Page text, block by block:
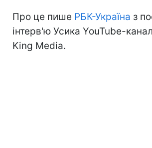
Про це пише РБК-Україна з
інтерв'ю Усика YouTube-
King Media.